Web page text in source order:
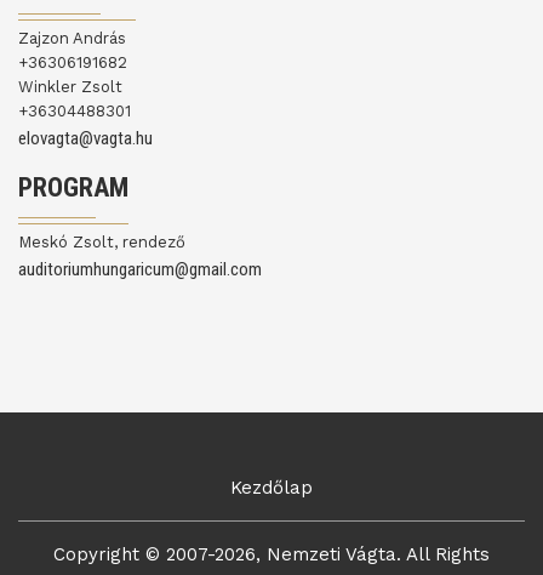
Zajzon András
+36306191682
Winkler Zsolt
+36304488301
elovagta@vagta.hu
PROGRAM
Meskó Zsolt, rendező
auditoriumhungaricum@gmail.com
Kezdőlap
Copyright © 2007-2026, Nemzeti Vágta. All Rights